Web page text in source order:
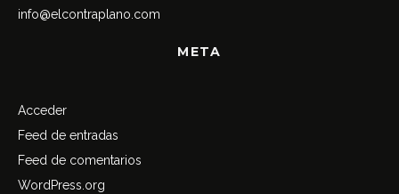
info@elcontraplano.com
META
Acceder
Feed de entradas
Feed de comentarios
WordPress.org